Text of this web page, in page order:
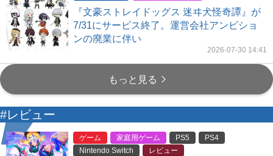
『文豪ストレイドッグス 迷ヰ犬怪奇譚』が
7/31にサービス終了。運営会社アンビショ
ンの廃業に伴い
2026-07-30 14:41
もっと見る
#レビュー
ゲーム 家庭用ゲーム PS5
PS4
Nintendo Switch
レビュー